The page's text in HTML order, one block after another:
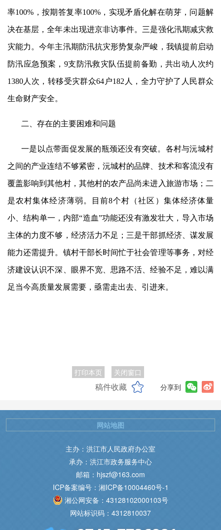
率100%，按期答复率100%，实现矛盾化解在萌芽，问题解
决在基层，全年未出现进京非访事件。三是强化汛期减灾救
灾能力。今年主汛期防汛抗灾形势复杂严峻，我镇提前启动
防汛应急预案，9支防汛救灾队伍提前备勤，共出动人次约
1380人次，转移受灾群众64户182人，全力守护了人民群众
生命财产安全。
二、存在的主要困难和问题
一是以点带面促发展的瓶颈还没有突破。各村与沅城村
之间的产业连结不够紧密，沅城村的品牌、技术和客流没有
覆盖影响到其他村，其他村的农产品尚未进入旅游市场；二
是农村集体经济薄弱。目前8个村（社区）集体经济体量
小、结构单一，内部“造血”功能还没有激发壮大，导入市场
主体的力度不够，经济活力不足；三是干部抓经济、谋发展
能力还需提升。镇村干部长时间忙于社会管理等事务，对经
济建设认识不深、眼界不宽、思路不活、经验不足，难以满
足当今高质量发展需要，亟需走出去、引进来。
打印本页 关闭窗口
稿件收藏 分享到
主办：洪江市人民政府办公室
承办：洪江市政务服务中心
邮箱：hjszf@163.com
ICP备案编号：湘ICP备10004460号-1
湘公网安备：43128102000103号
网站标识码：4312810037
网站地图